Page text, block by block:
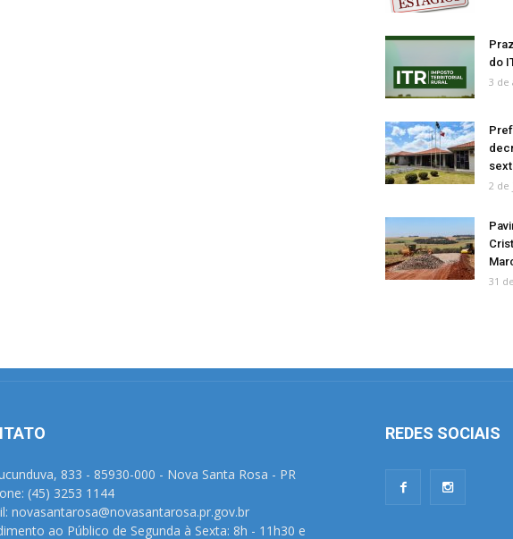
do
3 de
2 de
31
833 - 85930-000 - Nova Santa Rosa - PR
(45) 3253 1144
novasantarosa@novasantarosa.pr.gov.br
ao Público de Segunda à Sexta: 8h - 11h30 e
REDES SOCIAIS